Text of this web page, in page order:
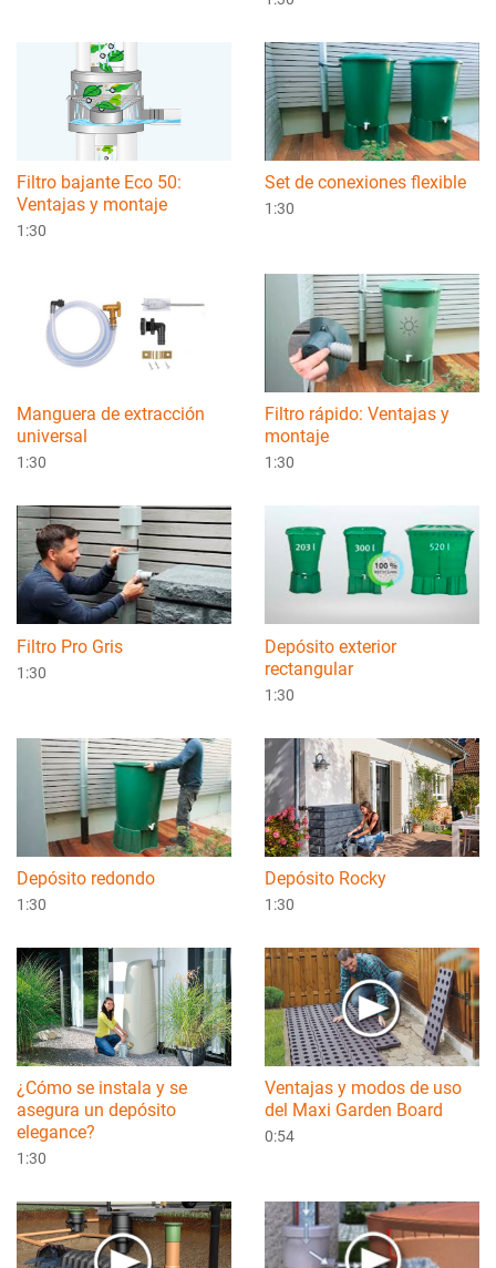
Filtro bajante Eco 50:
Ventajas y montaje
1:30
Set de conexiones flexible
1:30
Manguera de extracción
universal
1:30
Filtro rápido: Ventajas y
montaje
1:30
Filtro Pro Gris
1:30
Depósito exterior
rectangular
1:30
Depósito redondo
1:30
Depósito Rocky
1:30
¿Cómo se instala y se
asegura un depósito
elegance?
1:30
Ventajas y modos de uso
del Maxi Garden Board
0:54